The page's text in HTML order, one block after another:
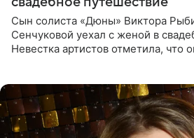
Сын солиста «Дюны» Виктора
Сенчуковой уехал с женой в
Невестка артистов отметила, что